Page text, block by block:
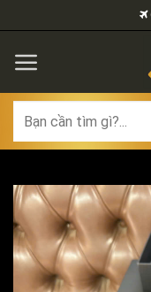
to
content
for: